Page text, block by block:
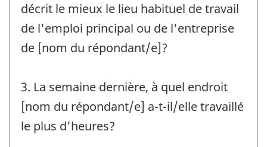
décrit le mieux le lieu habituel de travail
de l'emploi principal ou de l'entreprise
de [nom du répondant/e]?
3. La semaine dernière, à quel endroit
[nom du répondant/e] a-t-il/elle travaillé
le plus d'heures?